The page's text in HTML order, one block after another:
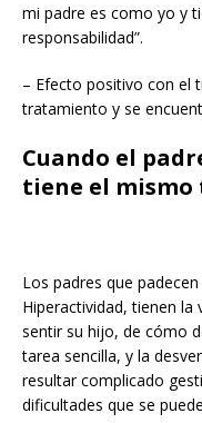
mi padre es como yo y
responsabilidad”.
– Efecto positivo con el
tratamiento y se
Cuando el
tiene el
Los padres que
Hiperactividad, tienen
sentir su hijo, de cómo
tarea sencilla, y la
resultar complicado
dificultades que se